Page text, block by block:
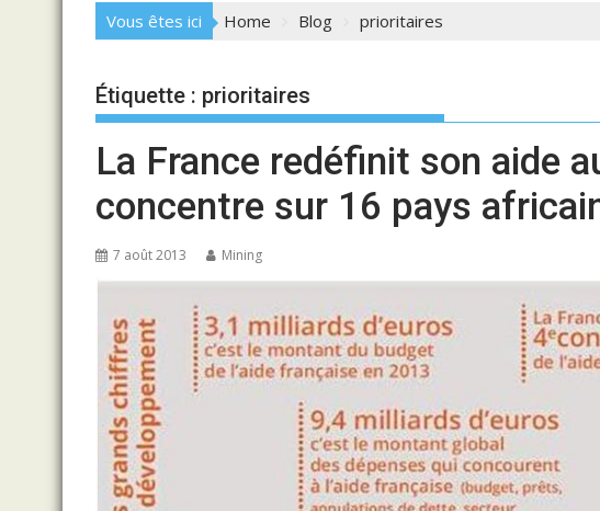
Vous êtes ici Home Blog prioritaires
Étiquette : prioritaires
La France redéfinit son aide
concentre sur 16 pays
7 août 2013 Mining